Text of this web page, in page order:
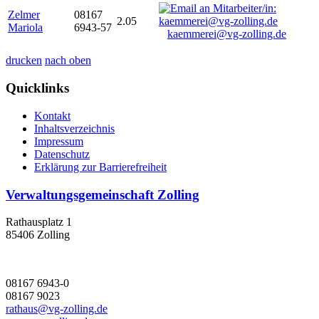
Zelmer
Mariola
08167
6943-57
2.05
kaemmerei@vg-zolling.de
drucken nach oben
Quicklinks
Kontakt
Inhaltsverzeichnis
Impressum
Datenschutz
Erklärung zur Barrierefreiheit
Verwaltungsgemeinschaft Zolling
Rathausplatz 1
85406 Zolling
08167 6943-0
08167 9023
rathaus@vg-zolling.de